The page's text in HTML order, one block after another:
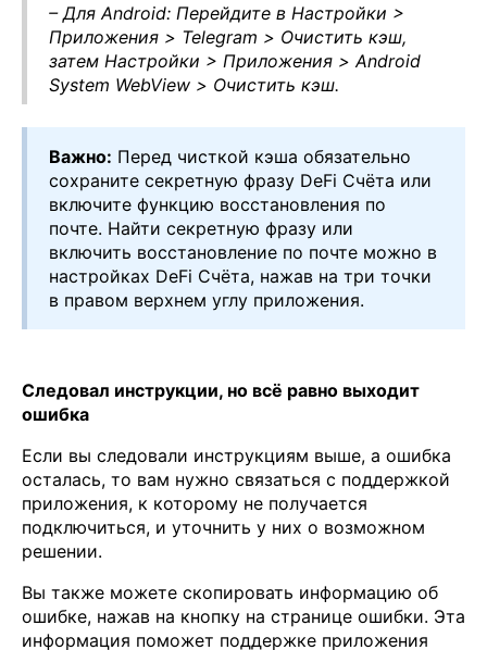
– Для Android: Перейдите в Настройки >
Приложения > Telegram > Очистить кэш,
затем Настройки > Приложения > Android
System WebView > Очистить кэш.
Важно: Перед чисткой кэша обязательно
сохраните cекретную фразу DeFi Счёта или
включите функцию восстановления по
почте. Найти секретную фразу или
включить восстановление по почте можно в
настройках DeFi Счёта, нажав на три точки
в правом верхнем углу приложения.
Следовал инструкции, но всё равно выходит
ошибка
Если вы следовали инструкциям выше, а ошибка
осталась, то вам нужно связаться с поддержкой
приложения, к которому не получается
подключиться, и уточнить у них о возможном
решении.
Вы также можете скопировать информацию об
ошибке, нажав на кнопку на странице ошибки. Эта
информация поможет поддержке приложения